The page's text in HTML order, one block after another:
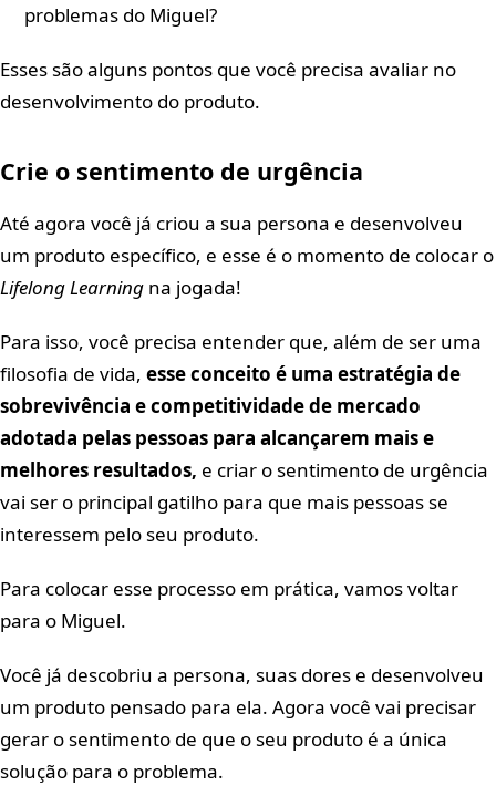
problemas do Miguel?
Esses são alguns pontos que você precisa avaliar no
desenvolvimento do produto.
Crie o sentimento de urgência
Até agora você já criou a sua persona e desenvolveu
um produto específico, e esse é o momento de colocar o
Lifelong Learning na jogada!
Para isso, você precisa entender que, além de ser uma
filosofia de vida, esse conceito é uma estratégia de
sobrevivência e competitividade de mercado
adotada pelas pessoas para alcançarem mais e
melhores resultados, e criar o sentimento de urgência
vai ser o principal gatilho para que mais pessoas se
interessem pelo seu produto.
Para colocar esse processo em prática, vamos voltar
para o Miguel.
Você já descobriu a persona, suas dores e desenvolveu
um produto pensado para ela. Agora você vai precisar
gerar o sentimento de que o seu produto é a única
solução para o problema.